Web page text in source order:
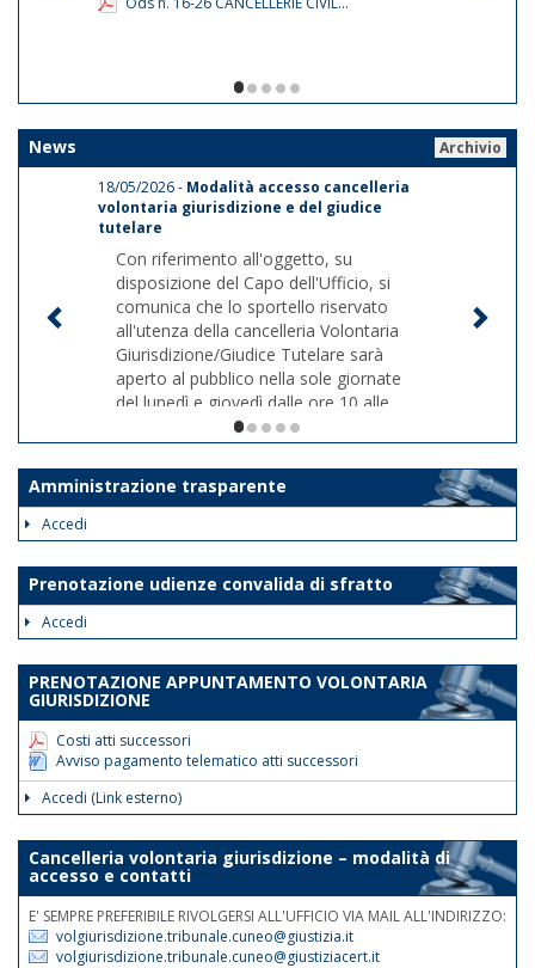
1/5
News
Archivio
18/05/2026 - Modalità accesso cancelleria
volontaria giurisdizione e del giudice
tutelare
Con riferimento all'oggetto, su
disposizione del Capo dell'Ufficio, si
comunica che lo sportello riservato
all'utenza della cancelleria Volontaria
Giurisdizione/Giudice Tutelare sarà
aperto al pubblico nella sole giornate
del lunedì e giovedì dalle ore 10 alle
ore 12. Le disposizioni suddette
avranno validità dalla data odierna fino
al 30 giugno 2026.
al fine di assicurare la trattazione con
priorità assoluta degli atti indifferibili e
urgenti.
Nelle medesime giornate e fasce
orarie sarà garantita la reperibilità
telefonica ai nn.rr. 0171 075
507/508/514.
1/5
Amministrazione trasparente
Accedi
Prenotazione udienze convalida di sfratto
Accedi
PRENOTAZIONE APPUNTAMENTO VOLONTARIA
GIURISDIZIONE
Costi atti successori
Avviso pagamento telematico atti successori
Accedi (Link esterno)
Cancelleria volontaria giurisdizione – modalità di
accesso e contatti
E' SEMPRE PREFERIBILE RIVOLGERSI ALL'UFFICIO VIA MAIL ALL'INDIRIZZO:
volgiurisdizione.tribunale.cuneo@giustizia.it
volgiurisdizione.tribunale.cuneo@giustiziacert.it